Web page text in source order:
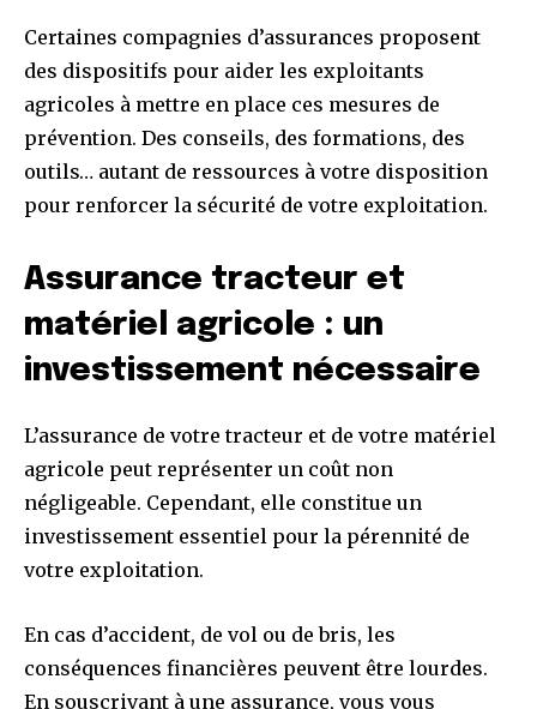
Certaines compagnies d’assurances proposent
des dispositifs pour aider les exploitants
agricoles à mettre en place ces mesures de
prévention. Des conseils, des formations, des
outils… autant de ressources à votre disposition
pour renforcer la sécurité de votre exploitation.
Assurance tracteur et
matériel agricole : un
investissement nécessaire
L’assurance de votre tracteur et de votre matériel
agricole peut représenter un coût non
négligeable. Cependant, elle constitue un
investissement essentiel pour la pérennité de
votre exploitation.
En cas d’accident, de vol ou de bris, les
conséquences financières peuvent être lourdes.
En souscrivant à une assurance, vous vous